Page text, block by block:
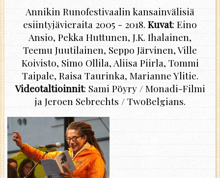
Annikin Runofestivaalin kansainvälisiä
esiintyjävieraita 2005 - 2018. Kuvat: Eino
Ansio, Pekka Huttunen, J.K. Ihalainen,
Teemu Juutilainen, Seppo Järvinen, Ville
Koivisto, Simo Ollila, Aliisa Piirla, Tommi
Taipale, Raisa Taurinka, Marianne Ylitie.
Videotaltioinnit: Sami Pöyry / Monadi-Filmi
ja Jeroen Sebrechts / TwoBelgians.